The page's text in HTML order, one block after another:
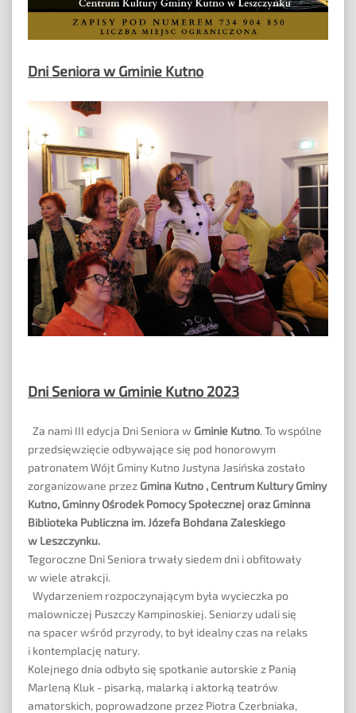
Dni Seniora w Gminie Kutno
Dni Seniora w Gminie Kutno 2023
Za nami III edycja Dni Seniora w Gminie Kutno. To wspólne
przedsięwzięcie odbywające się pod honorowym
patronatemWójt Gminy Kutno Justyna Jasińska zostało
zorganizowane przez Gmina Kutno , Centrum Kultury Gminy
Kutno, Gminny Ośrodek Pomocy Społecznej oraz Gminna
Biblioteka Publiczna im. Józefa Bohdana Zaleskiego
w Leszczynku.
Tegoroczne Dni Seniora trwały siedem dni i obfitowały
w wiele atrakcji.
Wydarzeniem rozpoczynającym była wycieczka po
malowniczej Puszczy Kampinoskiej. Seniorzy udali się
na spacer wśród przyrody, to był idealny czas na relaks
i kontemplację natury.
Kolejnego dnia odbyło się spotkanie autorskie z Panią
Marleną Kluk - pisarką, malarką i aktorką teatrów
amatorskich, poprowadzone przez Piotra Czerbniaka,